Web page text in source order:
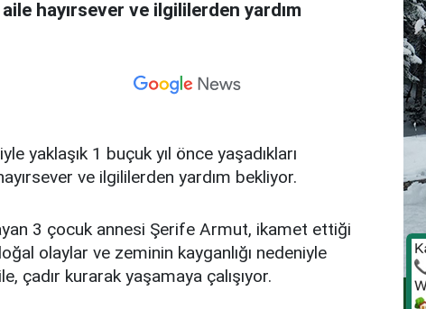
hayırsever ve ilgililerden yardım
yaklaşık 1 buçuk yıl önce yaşadıkları
ve ilgililerden yardım bekliyor.
3 çocuk annesi Şerife Armut, ikamet ettiği
olaylar ve zeminin kayganlığı nedeniyle
çadır kurarak yaşamaya çalışıyor.